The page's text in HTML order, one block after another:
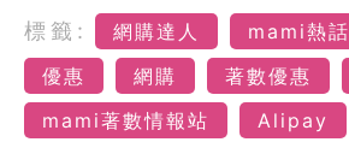
標籤: 網購達人 mami熱話
優惠
網購 著數優惠
mami著數情報站
Alipay